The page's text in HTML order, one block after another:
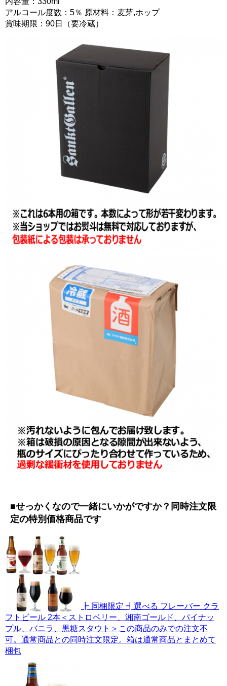
アルコール度数：5％ 原材料：麦芽,ホップ
賞味期限：90日（要冷蔵）
■せっかくなので一緒にいかがですか？同時注文限
定の特別価格商品です
┣ 同梱限定 ┫選べる フレーバー クラ
フトビール 2本＜ストロベリー、湘南ゴールド、パイナッ
プル、バニラ、黒糖スタウト＞この商品のみでの注文不
可。通常商品との同時注文限定。箱は通常商品とまとめて
梱包